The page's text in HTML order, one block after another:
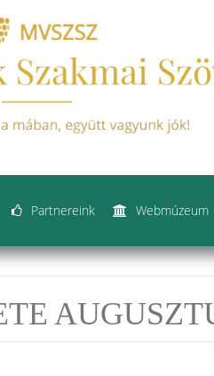
Partnereink Webmúzeum